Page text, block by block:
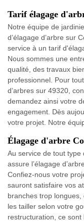
Tarif élagage
Notre équipe de
d’élagage d’arbre sur
service à un tarif
Nous sommes une
qualité, des travaux
professionnel. Pour
d’arbres sur 49320,
demandez ainsi votre
engagement. Dès
votre projet. Notre
Élagage d'arbre
Au service de tout type
assure l’élagage
Confiez-nous votre
sauront satisfaire vos
branches trop longues,
les tailler selon votre
restructuration, ce